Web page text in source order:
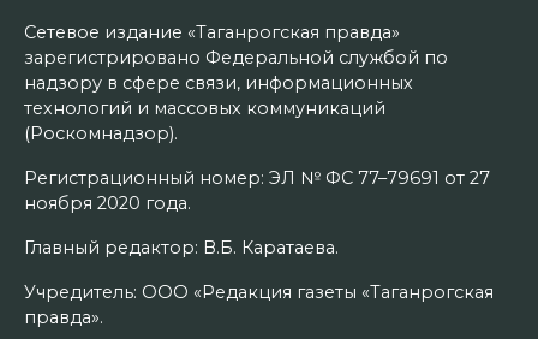
Сетевое издание «Таганрогская правда»
зарегистрировано Федеральной службой по
надзору в сфере связи, информационных
технологий и массовых коммуникаций
(Роскомнадзор).
Регистрационный номер: ЭЛ № ФС 77–79691 от 27
ноября 2020 года.
Главный редактор: В.Б. Каратаева.
Учредитель: ООО «Редакция газеты «Таганрогская
правда».